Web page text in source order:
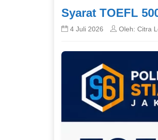
Syarat TOEFL
4 Juli 2026 Oleh: Citra